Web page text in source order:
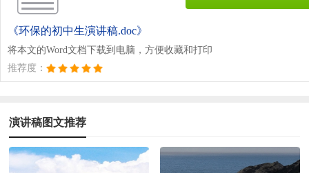
《环保的初中生演讲稿.doc》
将本文的Word文档下载到电脑，方便收藏和打印
推荐度：
演讲稿图文推荐